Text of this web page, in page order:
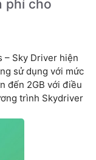
phí cho
– Sky Driver hiện
sử dụng với mức
đến 2GB với điều
trình Skydriver